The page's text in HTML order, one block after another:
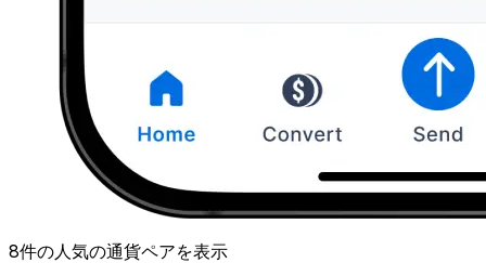
8件の人気の通貨ペアを表示